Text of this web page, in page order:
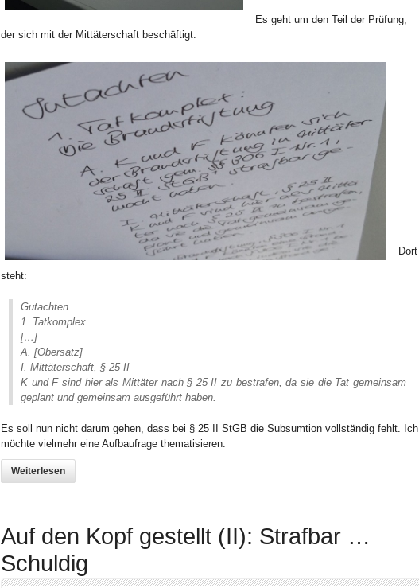
Es geht um den Teil der Prüfung,
der sich mit der Mittäterschaft beschäftigt:
Dort
steht:
Gutachten
1. Tatkomplex
[…]
A. [Obersatz]
I. Mittäterschaft, § 25 II
K und F sind hier als Mittäter nach § 25 II zu bestrafen, da sie die Tat gemeinsam
geplant und gemeinsam ausgeführt haben.
Es soll nun nicht darum gehen, dass bei § 25 II StGB die Subsumtion vollständig fehlt. Ich
möchte vielmehr eine Aufbaufrage thematisieren.
Weiterlesen
Auf den Kopf gestellt (II): Strafbar …
Schuldig